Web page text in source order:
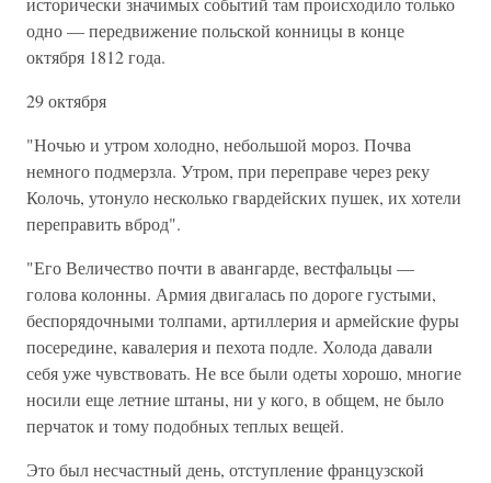
одно — передвижение польской конницы в конце
октября 1812 года.
29 октября
"Ночью и утром холодно, небольшой мороз. Почва
немного подмерзла. Утром, при переправе через реку
Колочь, утонуло несколько гвардейских пушек, их хотели
переправить вброд".
"Его Величество почти в авангарде, вестфальцы —
голова колонны. Армия двигалась по дороге густыми,
беспорядочными толпами, артиллерия и армейские фуры
посередине, кавалерия и пехота подле. Холода давали
себя уже чувствовать. Не все были одеты хорошо, многие
носили еще летние штаны, ни у кого, в общем, не было
перчаток и тому подобных теплых вещей.
Это был несчастный день, отступление французской